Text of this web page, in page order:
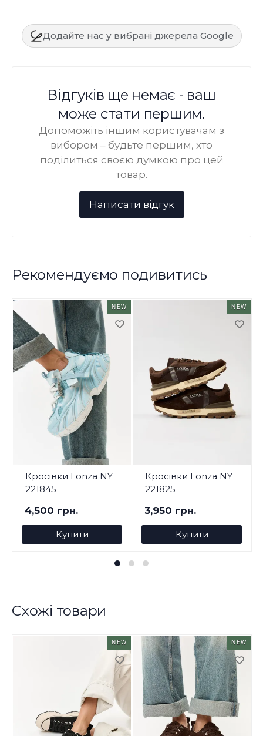
Додайте нас у вибрані джерела Google
Відгуків ще немає - ваш
може стати першим.
Допоможіть іншим користувачам з
вибором – будьте першим, хто
поділиться своєю думкою про цей
товар.
Рекомендуємо подивитись
NEW
Кросівки Lonza NY
221845
4,500 грн.
Купити
NEW
Кросівки Lonza NY
221825
3,950 грн.
Купити
Схожі товари
NEW NEW